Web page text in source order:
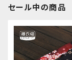
セール中の商品